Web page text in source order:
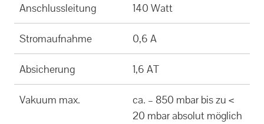
Anschlussleitung 140 Watt
Stromaufnahme 0,6 A
Absicherung 1,6 AT
Vakuum max.
ca. – 850 mbar bis zu <
20 mbar absolut möglich